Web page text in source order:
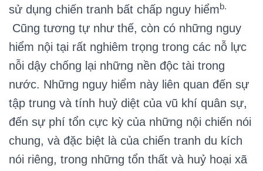
sử dụng chiến tranh bất chấp nguy hiểmb.
Cũng tương tự như thế, còn có những nguy
hiểm nội tại rất nghiêm trọng trong các nỗ lực
nỗi dậy chống lại những nền độc tài trong
nước. Những nguy hiểm này liên quan đến sự
tập trung và tính huỷ diệt của vũ khí quân sự,
đến sự phí tổn cực kỳ của những nội chiến nói
chung, và đặc biệt là của chiến tranh du kích
nói riêng, trong những tổn thất và huỷ hoại xã